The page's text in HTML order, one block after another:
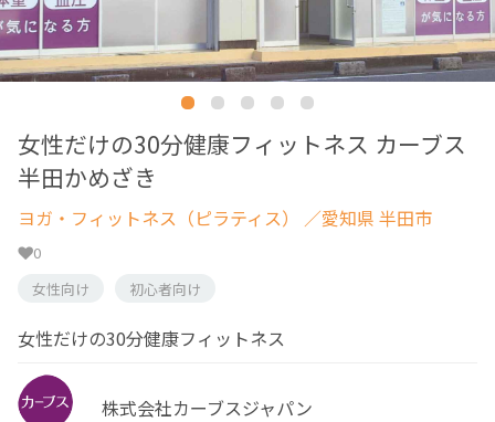
女性だけの30分健康フィットネス カーブス
半田かめざき
ヨガ・フィットネス（ピラティス） ／愛知県 半田市
0
女性向け
初心者向け
女性だけの30分健康フィットネス
株式会社カーブスジャパン